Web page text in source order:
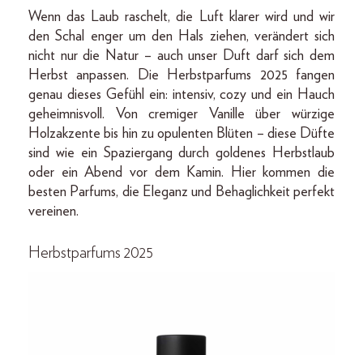
Wenn das Laub raschelt, die Luft klarer wird und wir
den Schal enger um den Hals ziehen, verändert sich
nicht nur die Natur – auch unser Duft darf sich dem
Herbst anpassen. Die Herbstparfums 2025 fangen
genau dieses Gefühl ein: intensiv, cozy und ein Hauch
geheimnisvoll. Von cremiger Vanille über würzige
Holzakzente bis hin zu opulenten Blüten – diese Düfte
sind wie ein Spaziergang durch goldenes Herbstlaub
oder ein Abend vor dem Kamin. Hier kommen die
besten Parfums, die Eleganz und Behaglichkeit perfekt
vereinen.
Herbstparfums 2025